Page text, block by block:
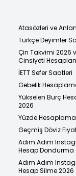
Atasözleri ve
Türkçe Deyimler
Çin Takvimi 2026
Cinsiyeti
İETT Sefer Saatleri
Gebelik
Yükselen Burç
2026
Yüzde Hesaplama
Geçmiş Döviz
Adım Adım
Hesap Dondurma
Adım Adım
Hesap Silme 2026